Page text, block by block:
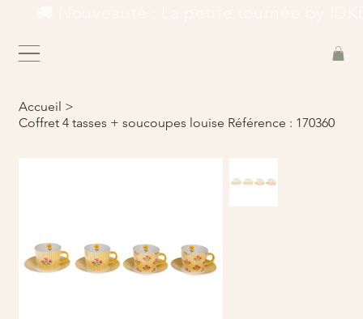
Accueil >
Coffret 4 tasses + soucoupes louise Référence : 170360